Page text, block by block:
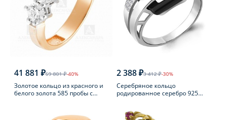
41 881 ₽69 801 ₽-40%
Золотое кольцо из красного и
белого золота 585 пробы с
2 388 ₽3 412 ₽-30%
Серебряное кольцо
родированное серебро 925